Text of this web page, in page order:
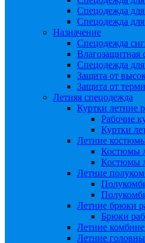
Спецодежда для
Спецодежда
Назначение
Спецодежда
Влагозащитная
Спецодежда
Защита от
Защита от
Летняя спецодежда
Куртки летние
Рабочие
Куртки
Летние
Костюмы
Костюмы
Летние
Летние брюки
Брюки
Летние
Летние